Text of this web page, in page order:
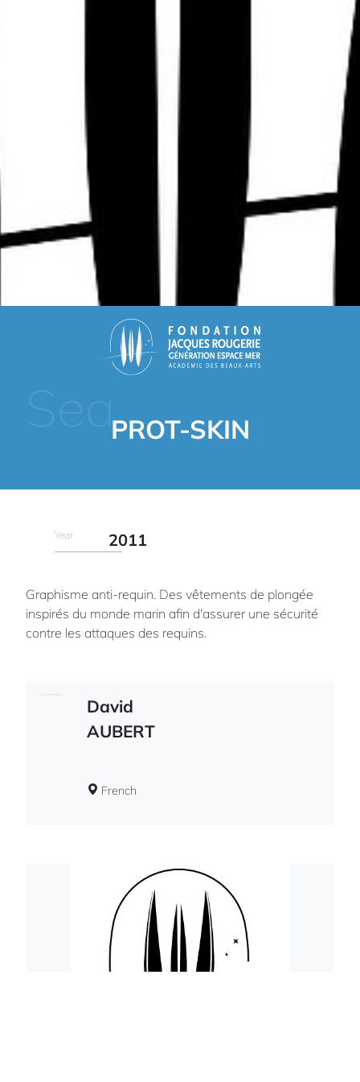
SeaPROT-SKIN
Year 2011
Graphisme anti-requin. Des vêtements de plongée
inspirés du monde marin afin d'assurer une sécurité
contre les attaques des requins.
David
AUBERT
French